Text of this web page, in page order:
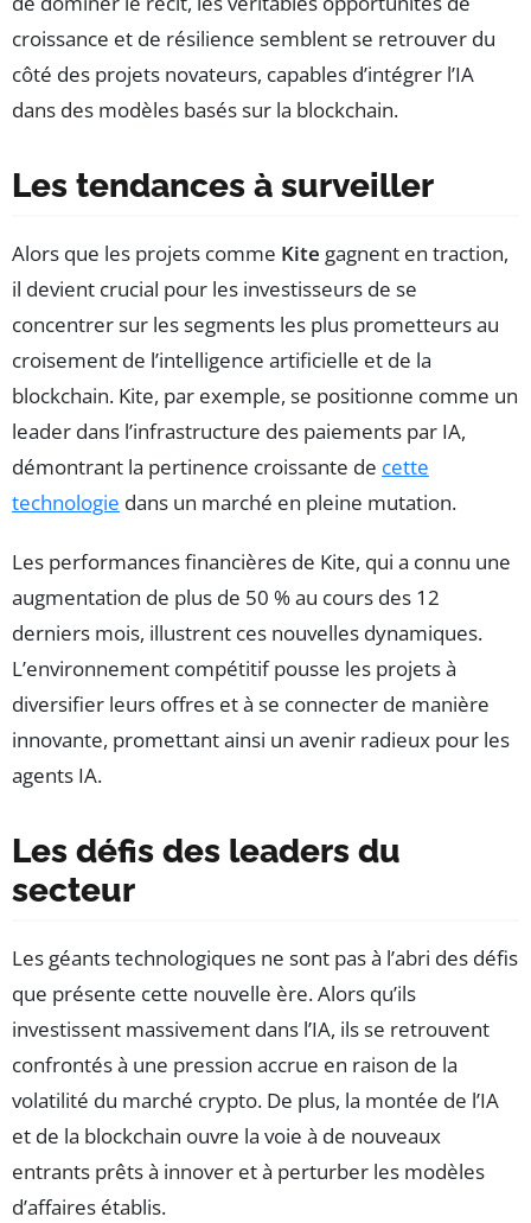
croissance et de résilience semblent se retrouver du
côté des projets novateurs, capables d’intégrer l’IA
dans des modèles basés sur la blockchain.
Les tendances à surveiller
Alors que les projets comme Kite gagnent en traction,
il devient crucial pour les investisseurs de se
concentrer sur les segments les plus prometteurs au
croisement de l’intelligence artificielle et de la
blockchain. Kite, par exemple, se positionne comme un
leader dans l’infrastructure des paiements par IA,
démontrant la pertinence croissante de cette
technologie dans un marché en pleine mutation.
Les performances financières de Kite, qui a connu une
augmentation de plus de 50 % au cours des 12
derniers mois, illustrent ces nouvelles dynamiques.
L’environnement compétitif pousse les projets à
diversifier leurs offres et à se connecter de manière
innovante, promettant ainsi un avenir radieux pour les
agents IA.
Les défis des leaders du
secteur
Les géants technologiques ne sont pas à l’abri des défis
que présente cette nouvelle ère. Alors qu’ils
investissent massivement dans l’IA, ils se retrouvent
confrontés à une pression accrue en raison de la
volatilité du marché crypto. De plus, la montée de l’IA
et de la blockchain ouvre la voie à de nouveaux
entrants prêts à innover et à perturber les modèles
d’affaires établis.